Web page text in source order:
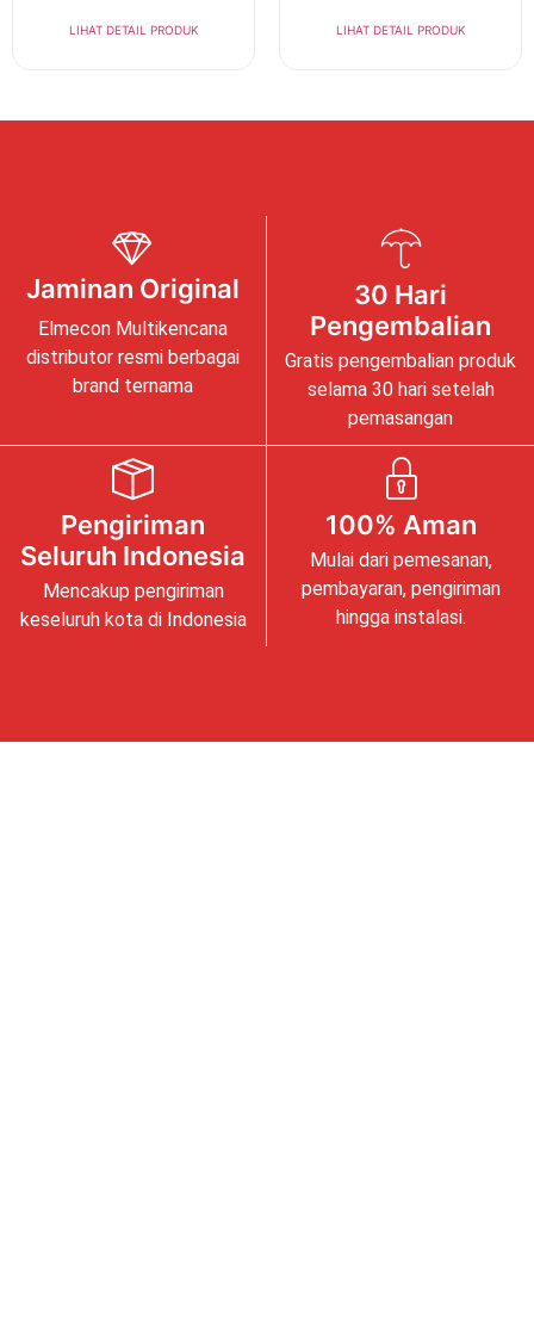
LIHAT DETAIL PRODUK LIHAT DETAIL PRODUK
Jaminan Original
Elmecon Multikencana
distributor resmi berbagai
brand ternama
30 Hari
Pengembalian
Gratis pengembalian produk
selama 30 hari setelah
pemasangan
Pengiriman
Seluruh Indonesia
Mencakup pengiriman
keseluruh kota di Indonesia
100% Aman
Mulai dari pemesanan,
pembayaran, pengiriman
hingga instalasi.